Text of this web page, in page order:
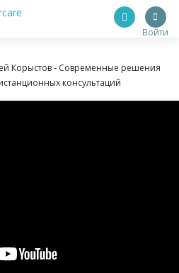
Войти
Корыстов - Современные решения
консультаций